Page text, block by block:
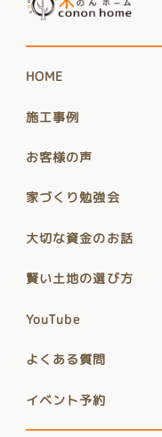
HOME
施工事例
お客様の声
家づくり勉強会
大切な資金のお話
賢い土地の選び方
YouTube
よくある質問
イベント予約